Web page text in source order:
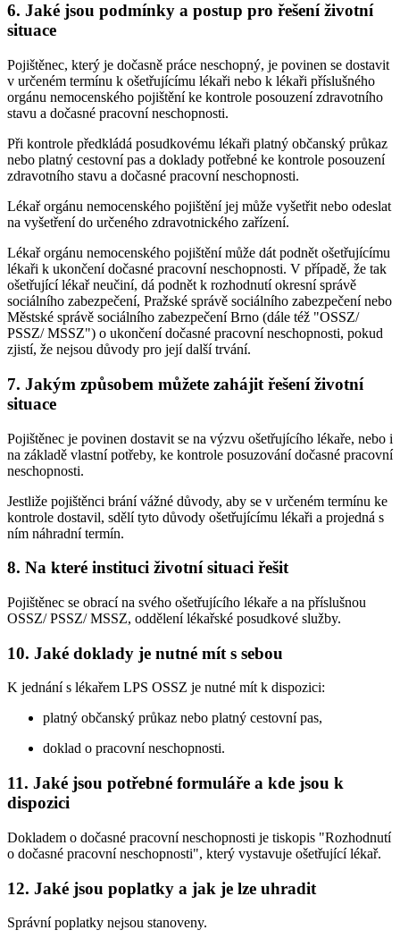
6. Jaké jsou podmínky a postup pro řešení životní
situace
Pojištěnec, který je dočasně práce neschopný, je povinen se dostavit
v určeném termínu k ošetřujícímu lékaři nebo k lékaři příslušného
orgánu nemocenského pojištění ke kontrole posouzení zdravotního
stavu a dočasné pracovní neschopnosti.
Při kontrole předkládá posudkovému lékaři platný občanský průkaz
nebo platný cestovní pas a doklady potřebné ke kontrole posouzení
zdravotního stavu a dočasné pracovní neschopnosti.
Lékař orgánu nemocenského pojištění jej může vyšetřit nebo odeslat
na vyšetření do určeného zdravotnického zařízení.
Lékař orgánu nemocenského pojištění může dát podnět ošetřujícímu
lékaři k ukončení dočasné pracovní neschopnosti. V případě, že tak
ošetřující lékař neučiní, dá podnět k rozhodnutí okresní správě
sociálního zabezpečení, Pražské správě sociálního zabezpečení nebo
Městské správě sociálního zabezpečení Brno (dále též "OSSZ/
PSSZ/ MSSZ") o ukončení dočasné pracovní neschopnosti, pokud
zjistí, že nejsou důvody pro její další trvání.
7. Jakým způsobem můžete zahájit řešení životní
situace
Pojištěnec je povinen dostavit se na výzvu ošetřujícího lékaře, nebo i
na základě vlastní potřeby, ke kontrole posuzování dočasné pracovní
neschopnosti.
Jestliže pojištěnci brání vážné důvody, aby se v určeném termínu ke
kontrole dostavil, sdělí tyto důvody ošetřujícímu lékaři a projedná s
ním náhradní termín.
8. Na které instituci životní situaci řešit
Pojištěnec se obrací na svého ošetřujícího lékaře a na příslušnou
OSSZ/ PSSZ/ MSSZ, oddělení lékařské posudkové služby.
10. Jaké doklady je nutné mít s sebou
K jednání s lékařem LPS OSSZ je nutné mít k dispozici:
platný občanský průkaz nebo platný cestovní pas,
doklad o pracovní neschopnosti.
11. Jaké jsou potřebné formuláře a kde jsou k
dispozici
Dokladem o dočasné pracovní neschopnosti je tiskopis "Rozhodnutí
o dočasné pracovní neschopnosti", který vystavuje ošetřující lékař.
12. Jaké jsou poplatky a jak je lze uhradit
Správní poplatky nejsou stanoveny.